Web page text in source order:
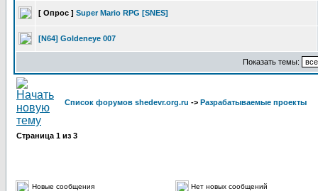
[ Опрос ] Super Mario RPG [SNES]
[N64] Goldeneye 007
Показать темы:
Список форумов shedevr.org.ru -> Разрабатываемые проекты
Страница 1 из 3
Новые сообщения
Нет новых сообщений